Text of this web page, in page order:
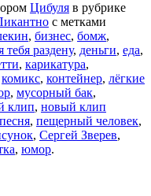
Цибуля в рубрике
с метками
, бизнес, бомж,
тебя раздену, деньги, еда,
, карикатура,
комикс, контейнер, лёгкие
, мусорный бак,
клип, новый клип
песня, пещерный человек,
, Сергей Зверев,
, юмор.